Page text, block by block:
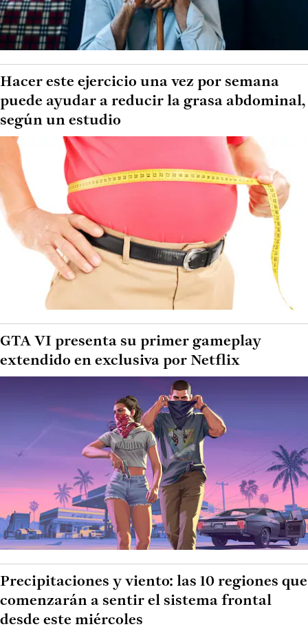
Hacer este ejercicio una vez por semana
puede ayudar a reducir la grasa abdominal,
según un estudio
GTA VI presenta su primer gameplay
extendido en exclusiva por Netflix
Precipitaciones y viento: las 10 regiones que
comenzarán a sentir el sistema frontal
desde este miércoles